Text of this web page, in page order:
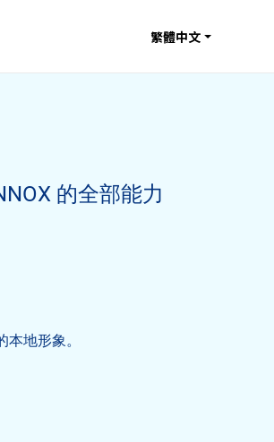
繁體中文
的全部能力
地形象。